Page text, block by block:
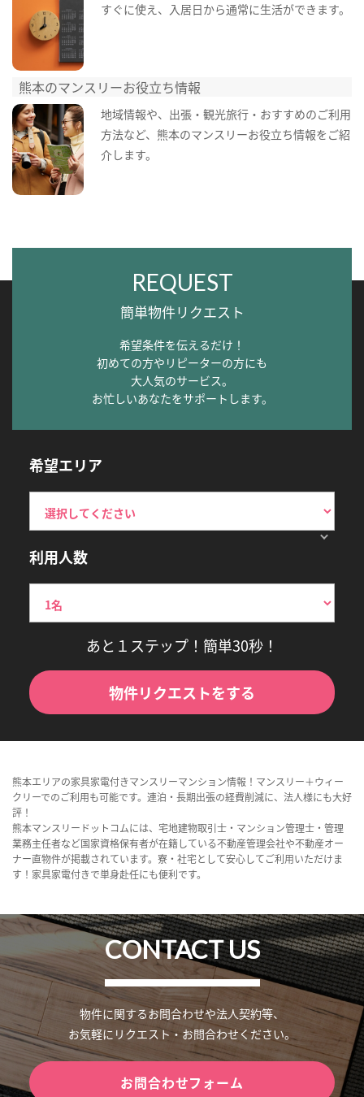
すぐに使え、入居日から通常に生活ができます。
熊本のマンスリーお役立ち情報
地域情報や、出張・観光旅行・おすすめのご利用
方法など、熊本のマンスリーお役立ち情報をご紹
介します。
REQUEST
簡単物件リクエスト
希望条件を伝えるだけ！
初めての方やリピーターの方にも
大人気のサービス。
お忙しいあなたをサポートします。
希望エリア
利用人数
あと１ステップ！簡単30秒！
物件リクエストをする
熊本エリアの家具家電付きマンスリーマンション情報！マンスリー＋ウィー
クリーでのご利用も可能です。連泊・長期出張の経費削減に、法人様にも大好
評！
熊本マンスリードットコムには、宅地建物取引士・マンション管理士・管理
業務主任者など国家資格保有者が在籍している不動産管理会社や不動産オー
ナー直物件が掲載されています。寮・社宅として安心してご利用いただけま
す！家具家電付きで単身赴任にも便利です。
CONTACT US
物件に関するお問合わせや法人契約等、
お気軽にリクエスト・お問合わせください。
お問合わせフォーム